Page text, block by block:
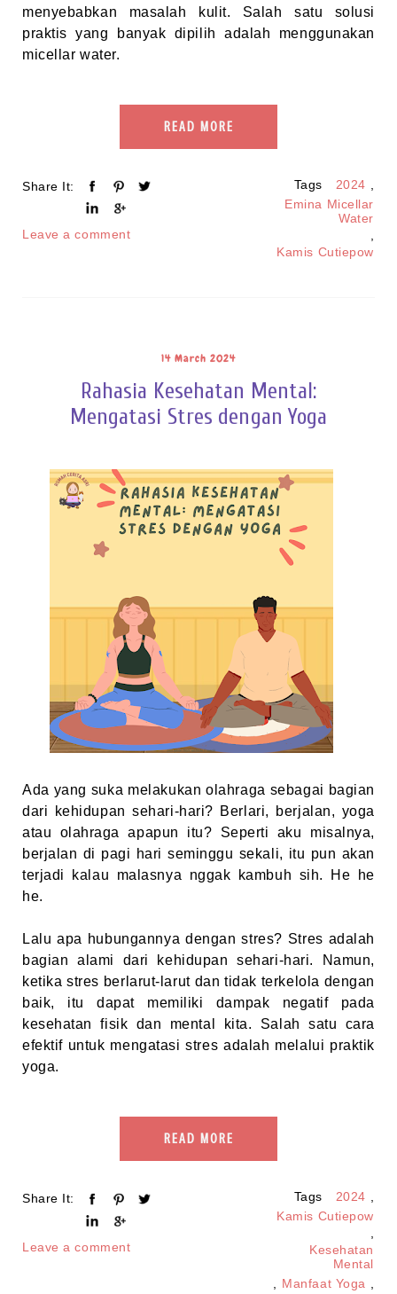
menyebabkan masalah kulit. Salah satu solusi
praktis yang banyak dipilih adalah menggunakan
micellar water.
READ MORE
Share It:
Leave a comment
Tags 2024
Emina Micellar
Water
Kamis Cutiepow
14 March 2024
Rahasia Kesehatan Mental:
Mengatasi Stres dengan Yoga
Ada yang suka melakukan olahraga sebagai bagian
dari kehidupan sehari-hari? Berlari, berjalan, yoga
atau olahraga apapun itu? Seperti aku misalnya,
berjalan di pagi hari seminggu sekali, itu pun akan
terjadi kalau malasnya nggak kambuh sih. He he
he.
Lalu apa hubungannya dengan stres? Stres adalah
bagian alami dari kehidupan sehari-hari. Namun,
ketika stres berlarut-larut dan tidak terkelola dengan
baik, itu dapat memiliki dampak negatif pada
kesehatan fisik dan mental kita. Salah satu cara
efektif untuk mengatasi stres adalah melalui praktik
yoga.
READ MORE
Share It:
Leave a comment
Tags 2024 ,
Kamis Cutiepow
,
Kesehatan
Mental
, Manfaat Yoga ,